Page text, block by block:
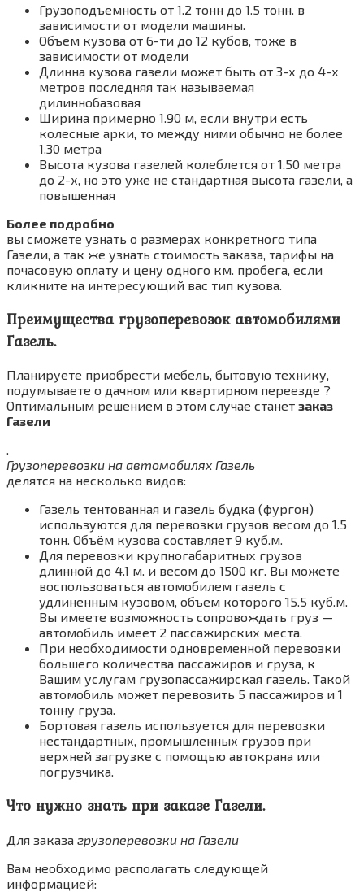
Грузоподъемность от 1.2 тонн до 1.5 тонн. в
зависимости от модели машины.
Объем кузова от 6-ти до 12 кубов, тоже в
зависимости от модели
Длинна кузова газели может быть от 3-х до 4-х
метров последняя так называемая
дилиннобазовая
Ширина примерно 1.90 м, если внутри есть
колесные арки, то между ними обычно не более
1.30 метра
Высота кузова газелей колеблется от 1.50 метра
до 2-х, но это уже не стандартная высота газели, а
повышенная
Более подробно
вы сможете узнать о размерах конкретного типа
Газели, а так же узнать стоимость заказа, тарифы на
почасовую оплату и цену одного км. пробега, если
кликните на интересующий вас тип кузова.
Преимущества грузоперевозок автомобилями
Газель.
Планируете приобрести мебель, бытовую технику,
подумываете о дачном или квартирном переезде ?
Оптимальным решением в этом случае станет заказ
Газели
.
Грузоперевозки на автомобилях Газель
делятся на несколько видов:
Газель тентованная и газель будка (фургон)
используются для перевозки грузов весом до 1.5
тонн. Объём кузова составляет 9 куб.м.
Для перевозки крупногабаритных грузов
длинной до 4.1 м. и весом до 1500 кг. Вы можете
воспользоваться автомобилем газель с
удлиненным кузовом, объем которого 15.5 куб.м.
Вы имеете возможность сопровождать груз —
автомобиль имеет 2 пассажирских места.
При необходимости одновременной перевозки
большего количества пассажиров и груза, к
Вашим услугам грузопассажирская газель. Такой
автомобиль может перевозить 5 пассажиров и 1
тонну груза.
Бортовая газель используется для перевозки
нестандартных, промышленных грузов при
верхней загрузке с помощью автокрана или
погрузчика.
Что нужно знать при заказе Газели.
Для заказа грузоперевозки на Газели
Вам необходимо располагать следующей
информацией: